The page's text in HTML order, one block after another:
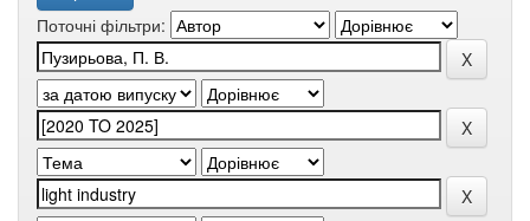
Поточні фільтри: